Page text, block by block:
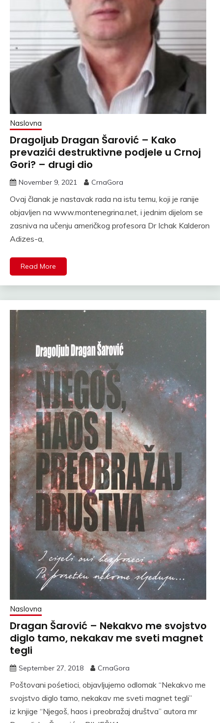
Naslovna
Dragoljub Dragan Šarović – Kako
prevazići destruktivne podjele u Crnoj
Gori? – drugi dio
November 9, 2021 CrnaGora
Ovaj članak je nastavak rada na istu temu, koji je ranije
objavljen na www.montenegrina.net, i jednim dijelom se
zasniva na učenju američkog profesora Dr Ichak Kalderon
Adizes-a,
Read More
Naslovna
Dragan Šarović – Nekakvo me svojstvo
diglo tamo, nekakav me sveti magnet
tegli
September 27, 2018 CrnaGora
Poštovani pośetioci, objavljujemo odlomak “Nekakvo me
svojstvo diglo tamo, nekakav me sveti magnet tegli”
iz knjige “Njegoš, haos i preobražaj društva” autora mr